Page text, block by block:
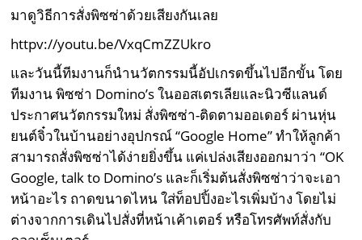
มาดูวิธีการสั่งพิซซ่าด้วยเสียงกันเลย
httpv://youtu.be/VxqCmZZUkro
และวันนี้ทีมงานก็นำนวัตกรรมนี้อัปเกรดขึ้นไปอีกขั้น โดย
ทีมงาน พิซซ่า Domino’s ในออสเตรเลียและนิวซีแลนด์
ประกาศนวัตกรรมใหม่ สั่งพิซซ่า-ติดตามออเดอร์ ผ่านหุ่น
ยนต์จิ๋วในบ้านอย่างอุปกรณ์ “Google Home” ทำให้ลูกค้า
สามารถสั่งพิซซ่าได้ง่ายยิ่งขึ้น แค่เปล่งเสียงออกมาว่า“OK
Google, talk to Domino’s และก็เริ่มต้นสั่งพิซซ่าว่าจะเอา
หน้าอะไร ถาดขนาดไหน ใส่ท็อปปิ้งอะไรเพิ่มบ้าง โดยไม่
ต่างจากการเดินไปสั่งที่หน้าเค้าเตอร์ หรือโทรศัพท์สั่งกับ